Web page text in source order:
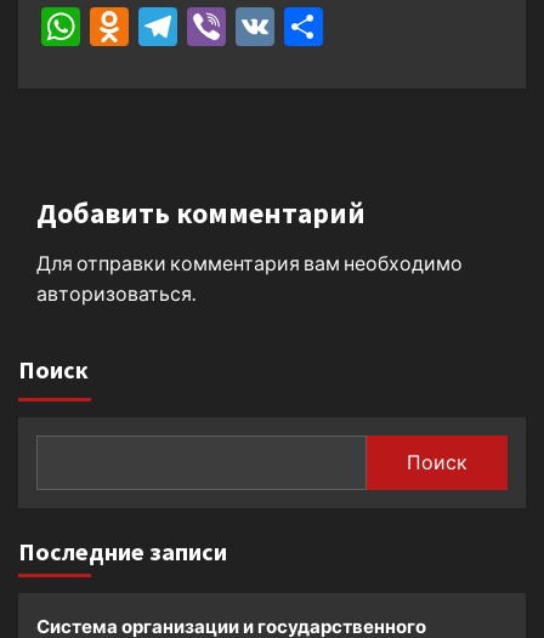
WhatsApp
Odnoklassniki
Telegram
Viber
VK
Добавить комментарий
Для отправки комментария вам необходимо
авторизоваться
Поиск
Поиск
Последние записи
Система организации и государственного